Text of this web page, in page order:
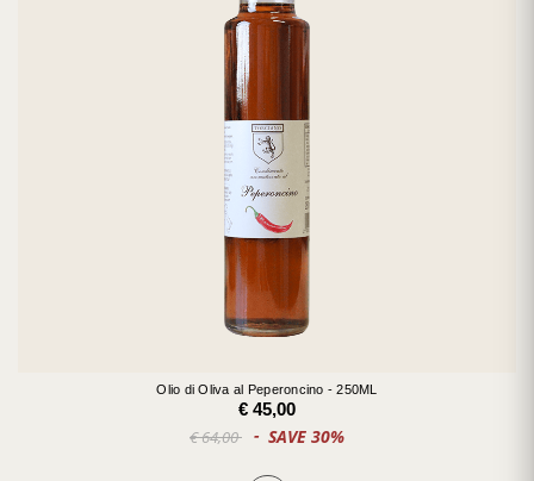
Olio di Oliva al Peperoncino - 250ML
€ 45,00
€ 64,00 SAVE 30%